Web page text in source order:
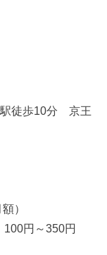
駅徒歩10分 京王
）
円～350円